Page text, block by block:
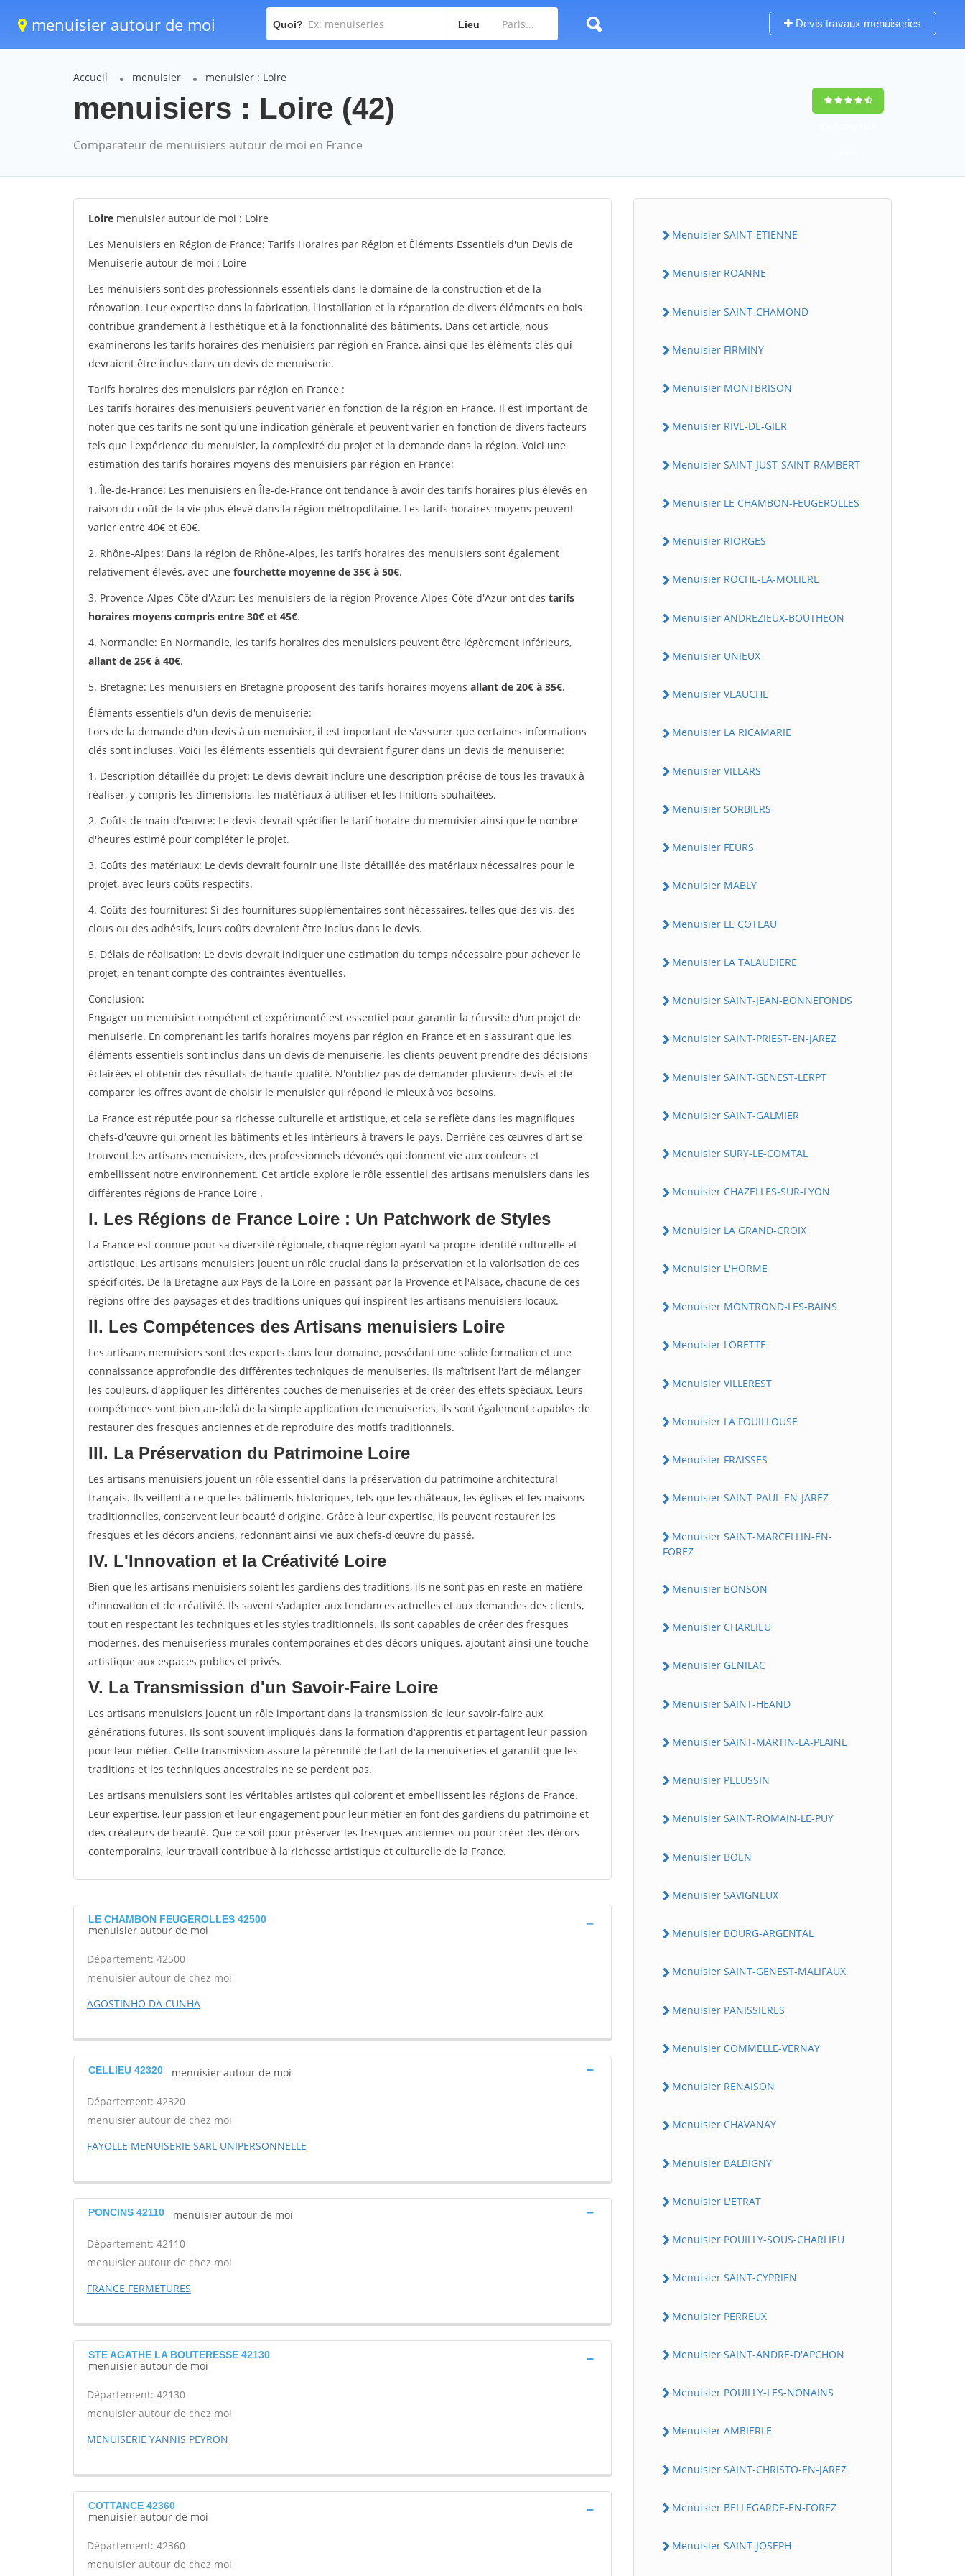
menuisier autour de moi Quoi? Lieu Devis travaux menuiseries
Accueil menuisier menuisier : Loire
menuisiers : Loire (42)
Comparateur de menuisiers autour de moi en France
Loire menuisier autour de moi : Loire
Les Menuisiers en Région de France: Tarifs Horaires par Région et Éléments Essentiels d'un Devis de
Menuiserie autour de moi : Loire
Les menuisiers sont des professionnels essentiels dans le domaine de la construction et de la
rénovation. Leur expertise dans la fabrication, l'installation et la réparation de divers éléments en bois
contribue grandement à l'esthétique et à la fonctionnalité des bâtiments. Dans cet article, nous
examinerons les tarifs horaires des menuisiers par région en France, ainsi que les éléments clés qui
devraient être inclus dans un devis de menuiserie.
Tarifs horaires des menuisiers par région en France :
Les tarifs horaires des menuisiers peuvent varier en fonction de la région en France. Il est important de
noter que ces tarifs ne sont qu'une indication générale et peuvent varier en fonction de divers facteurs
tels que l'expérience du menuisier, la complexité du projet et la demande dans la région. Voici une
estimation des tarifs horaires moyens des menuisiers par région en France:
1. Île-de-France: Les menuisiers en Île-de-France ont tendance à avoir des tarifs horaires plus élevés en
raison du coût de la vie plus élevé dans la région métropolitaine. Les tarifs horaires moyens peuvent
varier entre 40€ et 60€.
2. Rhône-Alpes: Dans la région de Rhône-Alpes, les tarifs horaires des menuisiers sont également
relativement élevés, avec une fourchette moyenne de 35€ à 50€.
3. Provence-Alpes-Côte d'Azur: Les menuisiers de la région Provence-Alpes-Côte d'Azur ont des tarifs
horaires moyens compris entre 30€ et 45€.
4. Normandie: En Normandie, les tarifs horaires des menuisiers peuvent être légèrement inférieurs,
allant de 25€ à 40€.
5. Bretagne: Les menuisiers en Bretagne proposent des tarifs horaires moyens allant de 20€ à 35€.
Éléments essentiels d'un devis de menuiserie:
Lors de la demande d'un devis à un menuisier, il est important de s'assurer que certaines informations
clés sont incluses. Voici les éléments essentiels qui devraient figurer dans un devis de menuiserie:
1. Description détaillée du projet: Le devis devrait inclure une description précise de tous les travaux à
réaliser, y compris les dimensions, les matériaux à utiliser et les finitions souhaitées.
2. Coûts de main-d'œuvre: Le devis devrait spécifier le tarif horaire du menuisier ainsi que le nombre
d'heures estimé pour compléter le projet.
3. Coûts des matériaux: Le devis devrait fournir une liste détaillée des matériaux nécessaires pour le
projet, avec leurs coûts respectifs.
4. Coûts des fournitures: Si des fournitures supplémentaires sont nécessaires, telles que des vis, des
clous ou des adhésifs, leurs coûts devraient être inclus dans le devis.
5. Délais de réalisation: Le devis devrait indiquer une estimation du temps nécessaire pour achever le
projet, en tenant compte des contraintes éventuelles.
Conclusion:
Engager un menuisier compétent et expérimenté est essentiel pour garantir la réussite d'un projet de
menuiserie. En comprenant les tarifs horaires moyens par région en France et en s'assurant que les
éléments essentiels sont inclus dans un devis de menuiserie, les clients peuvent prendre des décisions
éclairées et obtenir des résultats de haute qualité. N'oubliez pas de demander plusieurs devis et de
comparer les offres avant de choisir le menuisier qui répond le mieux à vos besoins.
La France est réputée pour sa richesse culturelle et artistique, et cela se reflète dans les magnifiques
chefs-d'œuvre qui ornent les bâtiments et les intérieurs à travers le pays. Derrière ces œuvres d'art se
trouvent les artisans menuisiers, des professionnels dévoués qui donnent vie aux couleurs et
embellissent notre environnement. Cet article explore le rôle essentiel des artisans menuisiers dans les
différentes régions de France Loire .
I. Les Régions de France Loire : Un Patchwork de Styles
La France est connue pour sa diversité régionale, chaque région ayant sa propre identité culturelle et
artistique. Les artisans menuisiers jouent un rôle crucial dans la préservation et la valorisation de ces
spécificités. De la Bretagne aux Pays de la Loire en passant par la Provence et l'Alsace, chacune de ces
régions offre des paysages et des traditions uniques qui inspirent les artisans menuisiers locaux.
II. Les Compétences des Artisans menuisiers Loire
Les artisans menuisiers sont des experts dans leur domaine, possédant une solide formation et une
connaissance approfondie des différentes techniques de menuiseries. Ils maîtrisent l'art de mélanger
les couleurs, d'appliquer les différentes couches de menuiseries et de créer des effets spéciaux. Leurs
compétences vont bien au-delà de la simple application de menuiseries, ils sont également capables de
restaurer des fresques anciennes et de reproduire des motifs traditionnels.
III. La Préservation du Patrimoine Loire
Les artisans menuisiers jouent un rôle essentiel dans la préservation du patrimoine architectural
français. Ils veillent à ce que les bâtiments historiques, tels que les châteaux, les églises et les maisons
traditionnelles, conservent leur beauté d'origine. Grâce à leur expertise, ils peuvent restaurer les
fresques et les décors anciens, redonnant ainsi vie aux chefs-d'œuvre du passé.
IV. L'Innovation et la Créativité Loire
Bien que les artisans menuisiers soient les gardiens des traditions, ils ne sont pas en reste en matière
d'innovation et de créativité. Ils savent s'adapter aux tendances actuelles et aux demandes des clients,
tout en respectant les techniques et les styles traditionnels. Ils sont capables de créer des fresques
modernes, des menuiseriess murales contemporaines et des décors uniques, ajoutant ainsi une touche
artistique aux espaces publics et privés.
V. La Transmission d'un Savoir-Faire Loire
Les artisans menuisiers jouent un rôle important dans la transmission de leur savoir-faire aux
générations futures. Ils sont souvent impliqués dans la formation d'apprentis et partagent leur passion
pour leur métier. Cette transmission assure la pérennité de l'art de la menuiseries et garantit que les
traditions et les techniques ancestrales ne se perdent pas.
Les artisans menuisiers sont les véritables artistes qui colorent et embellissent les régions de France.
Leur expertise, leur passion et leur engagement pour leur métier en font des gardiens du patrimoine et
des créateurs de beauté. Que ce soit pour préserver les fresques anciennes ou pour créer des décors
contemporains, leur travail contribue à la richesse artistique et culturelle de la France.
LE CHAMBON FEUGEROLLES 42500
menuisier autour de moi
Département: 42500
menuisier autour de chez moi
AGOSTINHO DA CUNHA
CELLIEU 42320 menuisier autour de moi
Département: 42320
menuisier autour de chez moi
FAYOLLE MENUISERIE SARL UNIPERSONNELLE
PONCINS 42110 menuisier autour de moi
Département: 42110
menuisier autour de chez moi
FRANCE FERMETURES
STE AGATHE LA BOUTERESSE 42130
menuisier autour de moi
Département: 42130
menuisier autour de chez moi
MENUISERIE YANNIS PEYRON
COTTANCE 42360
menuisier autour de moi
Département: 42360
menuisier autour de chez moi
Menuisier SAINT-ETIENNE
Menuisier ROANNE
Menuisier SAINT-CHAMOND
Menuisier FIRMINY
Menuisier MONTBRISON
Menuisier RIVE-DE-GIER
Menuisier SAINT-JUST-SAINT-RAMBERT
Menuisier LE CHAMBON-FEUGEROLLES
Menuisier RIORGES
Menuisier ROCHE-LA-MOLIERE
Menuisier ANDREZIEUX-BOUTHEON
Menuisier UNIEUX
Menuisier VEAUCHE
Menuisier LA RICAMARIE
Menuisier VILLARS
Menuisier SORBIERS
Menuisier FEURS
Menuisier MABLY
Menuisier LE COTEAU
Menuisier LA TALAUDIERE
Menuisier SAINT-JEAN-BONNEFONDS
Menuisier SAINT-PRIEST-EN-JAREZ
Menuisier SAINT-GENEST-LERPT
Menuisier SAINT-GALMIER
Menuisier SURY-LE-COMTAL
Menuisier CHAZELLES-SUR-LYON
Menuisier LA GRAND-CROIX
Menuisier L'HORME
Menuisier MONTROND-LES-BAINS
Menuisier LORETTE
Menuisier VILLEREST
Menuisier LA FOUILLOUSE
Menuisier FRAISSES
Menuisier SAINT-PAUL-EN-JAREZ
Menuisier SAINT-MARCELLIN-EN-
FOREZ
Menuisier BONSON
Menuisier CHARLIEU
Menuisier GENILAC
Menuisier SAINT-HEAND
Menuisier SAINT-MARTIN-LA-PLAINE
Menuisier PELUSSIN
Menuisier SAINT-ROMAIN-LE-PUY
Menuisier BOEN
Menuisier SAVIGNEUX
Menuisier BOURG-ARGENTAL
Menuisier SAINT-GENEST-MALIFAUX
Menuisier PANISSIERES
Menuisier COMMELLE-VERNAY
Menuisier RENAISON
Menuisier CHAVANAY
Menuisier BALBIGNY
Menuisier L'ETRAT
Menuisier POUILLY-SOUS-CHARLIEU
Menuisier SAINT-CYPRIEN
Menuisier PERREUX
Menuisier SAINT-ANDRE-D'APCHON
Menuisier POUILLY-LES-NONAINS
Menuisier AMBIERLE
Menuisier SAINT-CHRISTO-EN-JAREZ
Menuisier BELLEGARDE-EN-FOREZ
Menuisier SAINT-JOSEPH